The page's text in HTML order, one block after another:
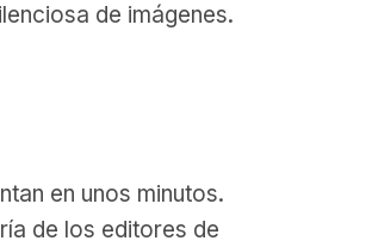
de imágenes.
en unos minutos.
de los editores de